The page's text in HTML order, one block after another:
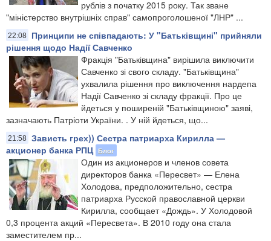
рублів з початку 2015 року. Так зване
"міністерство внутрішніх справ" самопроголошеної "ЛНР" ...
22:08
Принципи не співпадають: У "Батьківщині" прийняли
рішення щодо Надії Савченко
Фракція "Батьківщина" вирішила виключити
Савченко зі свого складу. "Батьківщина"
ухвалила рішення про виключення нардепа
Надії Савченко зі складу фракції. Про це
йдеться у поширеній "Батьківщиною" заяві,
зазначають Патріоти України. . У ній йдеться, що...
21:58 Зависть грех)) Сестра патриарха Кирилла —
акционер банка РПЦ Блог
Один из акционеров и членов совета
директоров банка «Пересвет» — Елена
Холодова, предположительно, сестра
патриарха Русской православной церкви
Кирилла, сообщает «Дождь». У Холодовой
0,3 процента акций «Пересвета». В 2010 году она стала
заместителем пр...